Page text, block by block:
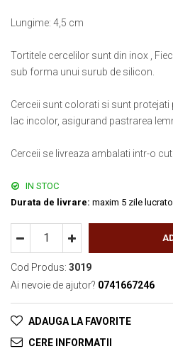
Muzeul Unirii Iasi
Brasov
Cluj Napoca
Colonada Imperiala, Buzias
Maramures
Palate si Curti Domnesti
Curtea Domneasca, Targoviste
Palatul Alexandru Ioan Cuza,
Ruginoasa
Palatul Culturii Iasi
Suport pahare suvenir din lemn
Tablou suvenir
Tablouri gravate
Tablouri metalice
Colectia "Belle Epoque"
Colectia medievala
Colectia Vintage
Lungime: 4,5 cm
Tortitele cercelilor sunt din inox ,
sub forma unui surub de silicon.
Cerceii sunt colorati si sunt protejati
lac incolor, asigurand pastrarea
Cerceii se livreaza ambalati intr-o
IN STOC
Durata de livrare: maxim 5 zile
Cod Produs: 3019
Ai nevoie de ajutor? 0741667246
ADAUGA LA FAVORITE
CERE INFORMATII